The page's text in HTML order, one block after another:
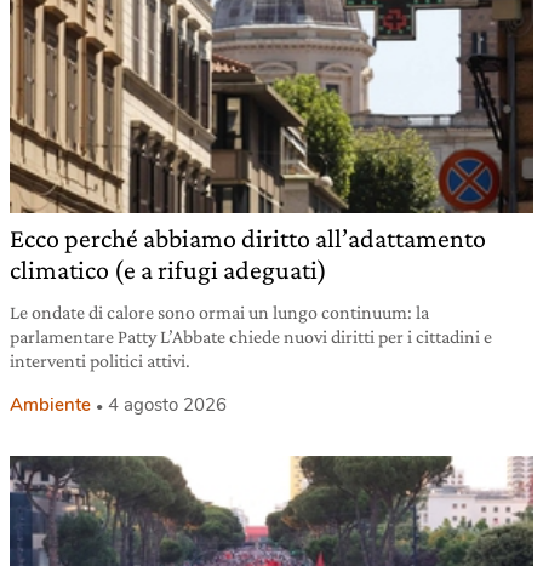
Ecco perché abbiamo diritto all’adattamento
climatico (e a rifugi adeguati)
Le ondate di calore sono ormai un lungo continuum: la
parlamentare Patty L’Abbate chiede nuovi diritti per i cittadini e
interventi politici attivi.
Ambiente 4 agosto 2026